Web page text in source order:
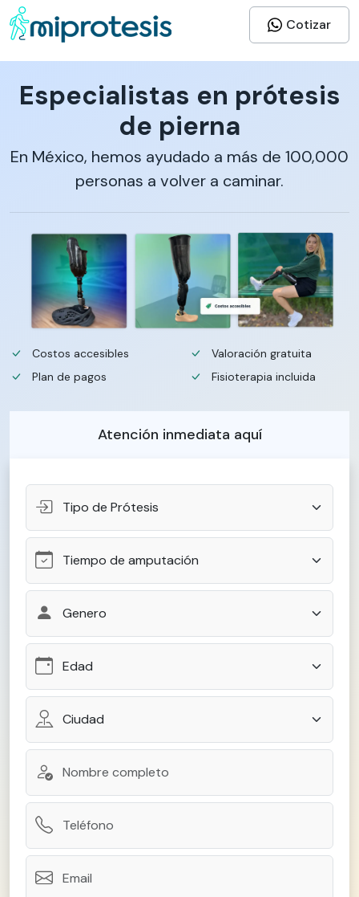
Cotizar
Especialistas en prótesis
de pierna
En México, hemos ayudado a más de 100,000
personas a volver a caminar.
Costos accesibles
Plan de pagos
Valoración gratuita
Fisioterapia incluida
Atención inmediata aquí